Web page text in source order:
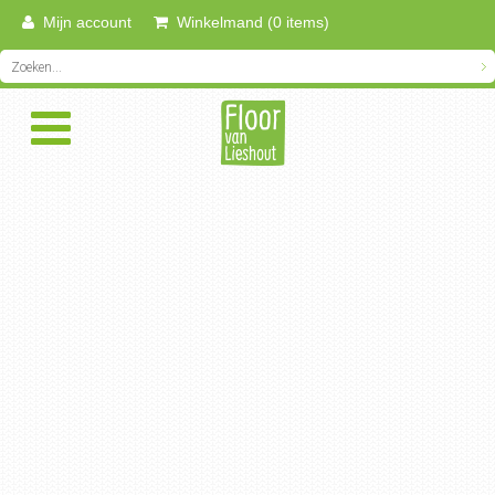
Mijn account Winkelmand (0 items)